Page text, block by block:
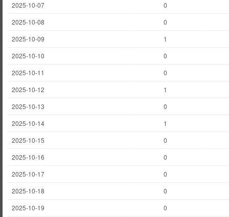
2025-10-07
0
2025-10-08
0
2025-10-09
1
2025-10-10
0
2025-10-11
0
2025-10-12
1
2025-10-13
0
2025-10-14
1
2025-10-15
0
2025-10-16
0
2025-10-17
0
2025-10-18
0
2025-10-19
0